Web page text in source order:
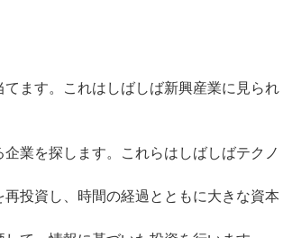
ます。これはしばしば新興産業に見られ
業を探します。これらはしばしばテクノ
投資し、時間の経過とともに大きな資本